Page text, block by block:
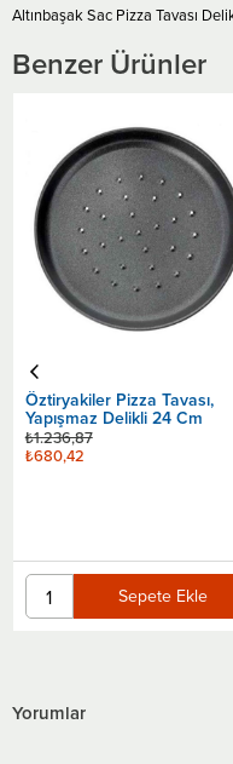
Altınbaşak Sac Pizza Tavası
Benzer Ürünler
Öztiryakiler Pizza Tavası,
Yapışmaz Delikli 24 Cm
₺680,42
₺1.236,87
Sepete Ekle
Yorumlar